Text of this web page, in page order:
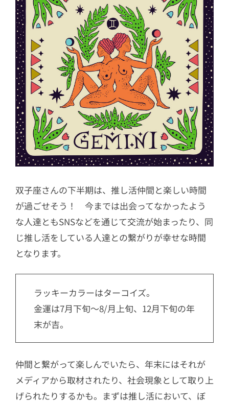
双子座さんの下半期は、推し活仲間と楽しい時間
が過ごせそう！ 今までは出会ってなかったよう
な人達ともSNSなどを通じて交流が始まったり、同
じ推し活をしている人達との繋がりが幸せな時間
となります。
ラッキーカラーはターコイズ。
金運は7月下旬〜8/月上旬、12月下旬の年
末が吉。
仲間と繋がって楽しんでいたら、年末にはそれが
メディアから取材されたり、社会現象として取り上
げられたりするかも。まずは推し活において、ぼ